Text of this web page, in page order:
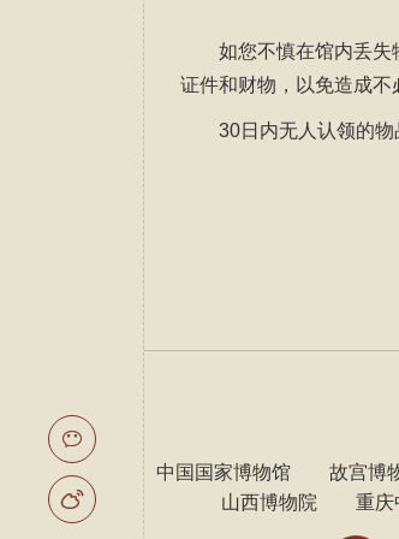
如您不慎在馆内丢失
证件和财物，以免造成不
30日内无人认领的
友情链接： 中国国家博物馆 故宫博
山西博物院
重庆